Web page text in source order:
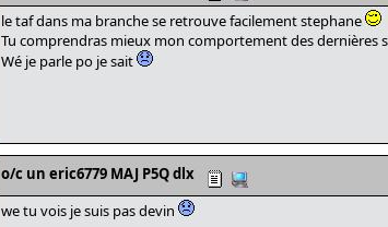
le taf dans ma branche se retrouve facilement stephane
Tu comprendras mieux mon comportement des dernières
Wé je parle po je sait
o/c un eric6779 MAJ P5Q dlx
we tu vois je suis pas devin